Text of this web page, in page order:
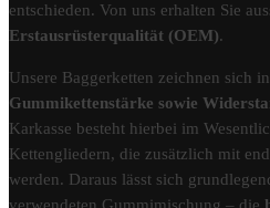
entschieden. Von uns erhalten Sie
Erstausrüsterqualität (OEM).
Unsere Baggerketten zeichnen sich
Gummikettenstärke sowie
Karkasse besteht hierbei im
Kettengliedern, die zusätzlich mit
werden. Daraus lässt sich